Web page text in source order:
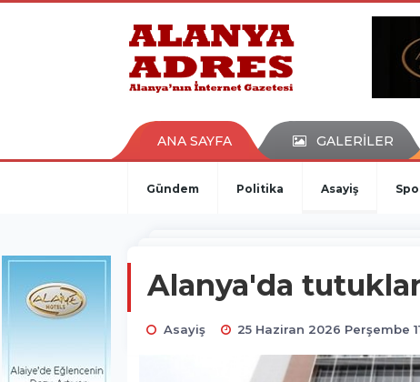
kaçak bahis
porno izle
ANA SAYFA GALERİLER
Gündem Politika Asayiş
Alanya'da
Asayiş 25 Haziran 2026 Perşembe